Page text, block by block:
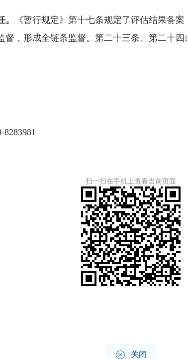
《暂行规定》第十七条规定了评估结果备
督，形成全链条监督。第二十三条、第二十
扫一扫在手机上查看当前页面
 关闭